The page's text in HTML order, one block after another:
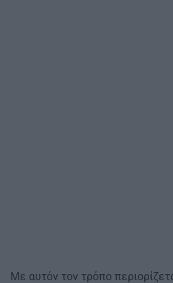
Με αυτόν τον τρόπο